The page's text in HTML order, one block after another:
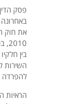
פסק
את חוק
בין
השירות
להפרדה
הראיות